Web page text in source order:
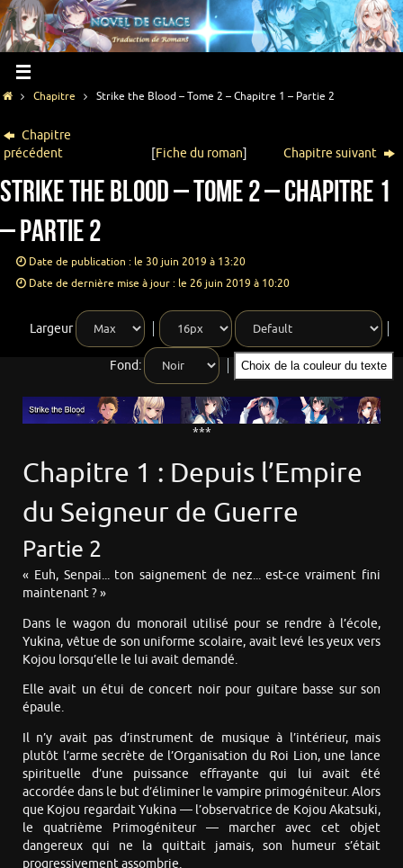
Chapitre Strike the Blood – Tome 2 – Chapitre 1 – Partie 2
Chapitre
précédent
[Fiche du roman] Chapitre suivant
Strike the Blood – Tome 2 – Chapitre 1
– Partie 2
Date de publication : le 30 juin 2019 à 13:20
Date de dernière mise à jour : le 26 juin 2019 à 10:20
Largeur
Fond: Choix de la couleur du texte
***
Chapitre 1 : Depuis l’Empire
du Seigneur de Guerre
Partie 2
« Euh, Senpai... ton saignement de nez... est-ce vraiment fini
maintenant ? »
Dans le wagon du monorail utilisé pour se rendre à l’école,
Yukina, vêtue de son uniforme scolaire, avait levé les yeux vers
Kojou lorsqu’elle le lui avait demandé.
Elle avait un étui de concert noir pour guitare basse sur son
épaule.
Il n’y avait pas d’instrument de musique à l’intérieur, mais
plutôt l’arme secrète de l’Organisation du Roi Lion, une lance
spirituelle d’une puissance effrayante qui lui avait été
accordée dans le but d’éliminer le vampire primogéniteur. Alors
que Kojou regardait Yukina — l’observatrice de Kojou Akatsuki,
le quatrième Primogéniteur — marcher avec cet objet
dangereux qui ne la quittait jamais, son humeur s’était
progressivement assombrie.